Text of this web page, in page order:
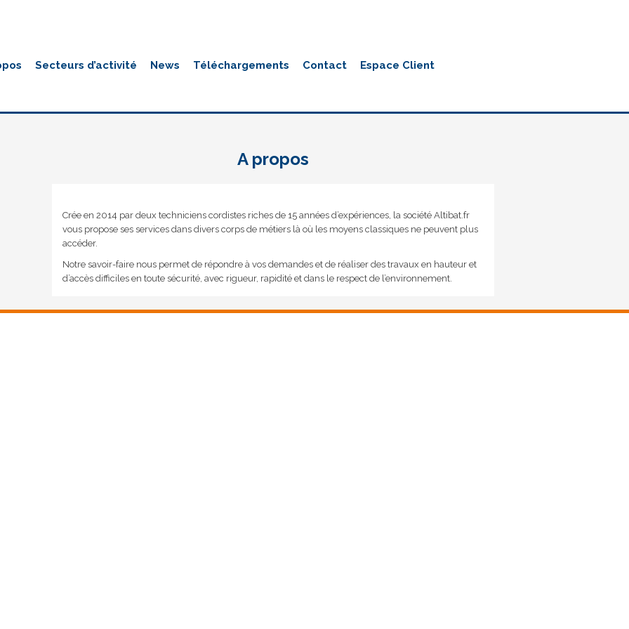
Secteurs d’activité News Téléchargements Contact Espace Client
A propos
Crée en 2014 par deux techniciens cordistes riches de 15 années d’expériences, la société Altibat.fr
vous propose ses services dans divers corps de métiers là où les moyens classiques ne peuvent plus
accéder.
Notre savoir-faire nous permet de répondre à vos demandes et de réaliser des travaux en hauteur et
d’accès difficiles en toute sécurité, avec rigueur, rapidité et dans le respect de l’environnement.